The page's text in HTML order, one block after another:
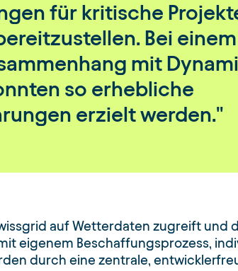
für kritische
Bei einem
mit
so erhebliche
erzielt werden.
auf Wetterdaten zugreift und
eigenem Beschaffungsprozess,
durch eine zentrale,